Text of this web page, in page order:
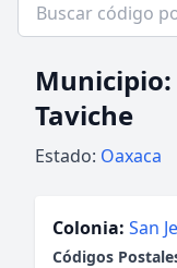
Municipio:
Taviche
Estado: Oaxaca
Colonia: San
Códigos